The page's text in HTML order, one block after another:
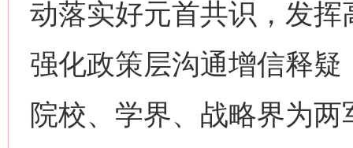
动落实好元首共识，发
强化政策层沟通增信释
院校、学界、战略界为